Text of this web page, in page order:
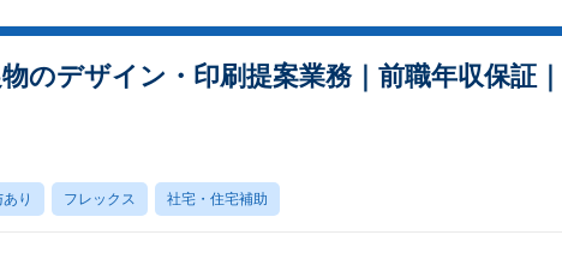
のデザイン・印刷提案業務｜前職年収保証｜
り フレックス 社宅・住宅補助